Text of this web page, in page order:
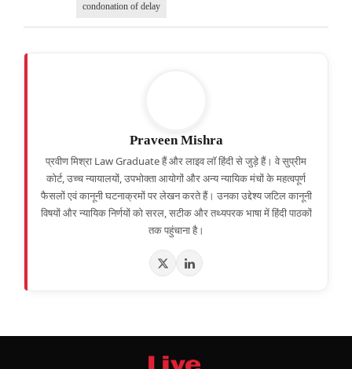
condonation of delay
Praveen Mishra
प्रवीण मिश्रा Law Graduate हैं और लाइव लॉ हिंदी से जुड़े हैं। वे सुप्रीम
कोर्ट, उच्च न्यायालयों, उपभोक्ता आयोगों और अन्य न्यायिक मंचों के महत्वपूर्ण
फैसलों एवं कानूनी घटनाक्रमों पर लेखन करते हैं। उनका उद्देश्य जटिल कानूनी
विषयों और न्यायिक निर्णयों को सरल, सटीक और तथ्यपरक भाषा में हिंदी पाठकों
तक पहुंचाना है।